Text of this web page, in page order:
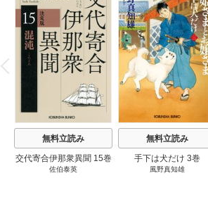
P
r
e
i
o
u
s
無料立読み
交代寄合伊那衆異聞 15巻
佐伯泰英
無料立読み
手下は犬だけ 3巻
風野真知雄